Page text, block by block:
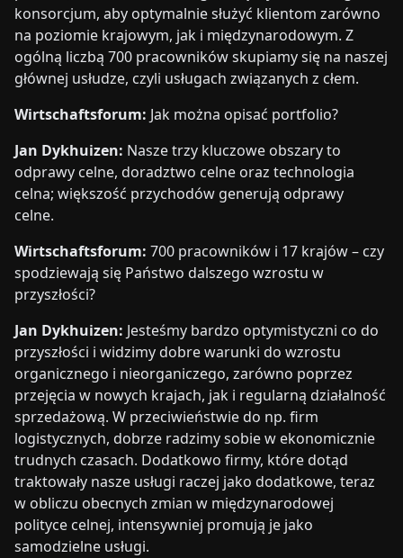
konsorcjum, aby optymalnie służyć klientom zarówno
na poziomie krajowym, jak i międzynarodowym. Z
ogólną liczbą 700 pracowników skupiamy się na naszej
głównej usłudze, czyli usługach związanych z cłem.
Wirtschaftsforum: Jak można opisać portfolio?
Jan Dykhuizen: Nasze trzy kluczowe obszary to
odprawy celne, doradztwo celne oraz technologia
celna; większość przychodów generują odprawy
celne.
Wirtschaftsforum: 700 pracowników i 17 krajów – czy
spodziewają się Państwo dalszego wzrostu w
przyszłości?
Jan Dykhuizen: Jesteśmy bardzo optymistyczni co do
przyszłości i widzimy dobre warunki do wzrostu
organicznego i nieorganiczego, zarówno poprzez
przejęcia w nowych krajach, jak i regularną działalność
sprzedażową. W przeciwieństwie do np. firm
logistycznych, dobrze radzimy sobie w ekonomicznie
trudnych czasach. Dodatkowo firmy, które dotąd
traktowały nasze usługi raczej jako dodatkowe, teraz
w obliczu obecnych zmian w międzynarodowej
polityce celnej, intensywniej promują je jako
samodzielne usługi.